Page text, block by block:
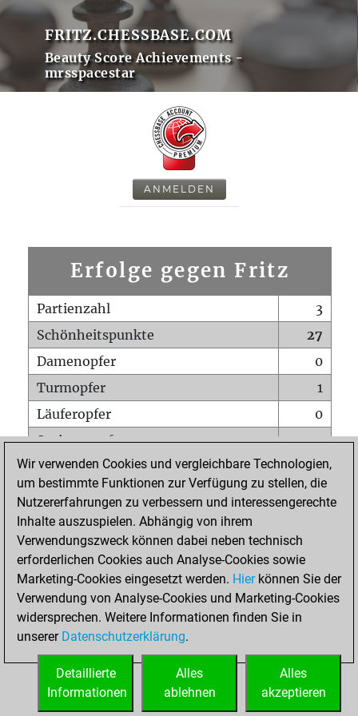
FRITZ.CHESSBASE.COM
Beauty Score Achievements -
mrsspacestar
ANMELDEN
Erfolge gegen Fritz
Partienzahl
3
Schönheitspunkte
27
Damenopfer
0
Turmopfer
1
Läuferopfer
0
Springeropfer
0
Bauernopfer
0
Matt auf vollem Brett
0
Bauer setzt Matt
Erstickte Matts
Unterverwandlungen
0
Türme auf der siebten
0
STARTSEITE
Wir verwenden Cookies und vergleichbare Technologien,
um bestimmte Funktionen zur Verfügung zu stellen, die
Nutzererfahrungen zu verbessern und interessengerechte
Inhalte auszuspielen. Abhängig von ihrem
Verwendungszweck können dabei neben technisch
erforderlichen Cookies auch Analyse-Cookies sowie
Marketing-Cookies eingesetzt werden. Hierkönnen Sie der
Verwendung von Analyse-Cookies und Marketing-Cookies
widersprechen. Weitere Informationen finden Sie in
unserer Datenschutzerklärung.
Alles
akzeptieren
Alles
ablehnen
Detaillierte
Informationen